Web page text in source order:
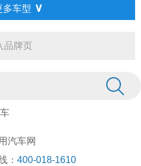
多车型 ∨
品牌页
汽车网
： 400-018-1610